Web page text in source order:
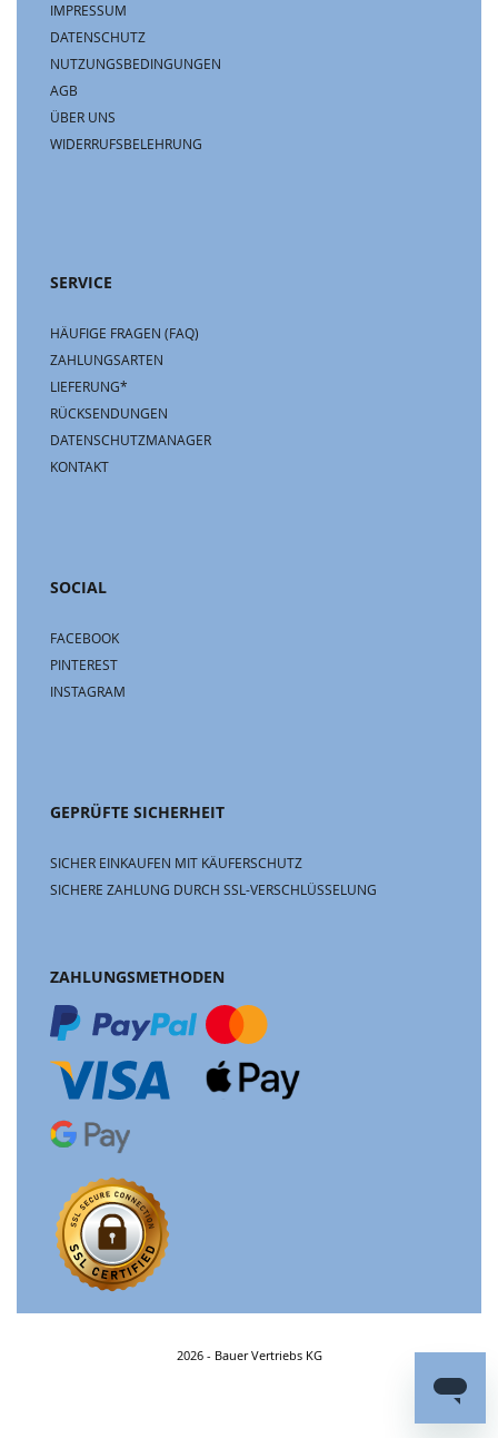
IMPRESSUM
DATENSCHUTZ
NUTZUNGSBEDINGUNGEN
AGB
ÜBER UNS
WIDERRUFSBELEHRUNG
SERVICE
HÄUFIGE FRAGEN (FAQ)
ZAHLUNGSARTEN
LIEFERUNG*
RÜCKSENDUNGEN
DATENSCHUTZMANAGER
KONTAKT
SOCIAL
FACEBOOK
PINTEREST
INSTAGRAM
GEPRÜFTE SICHERHEIT
SICHER EINKAUFEN MIT KÄUFERSCHUTZ
SICHERE ZAHLUNG DURCH SSL-VERSCHLÜSSELUNG
ZAHLUNGSMETHODEN
2026 - Bauer Vertriebs KG